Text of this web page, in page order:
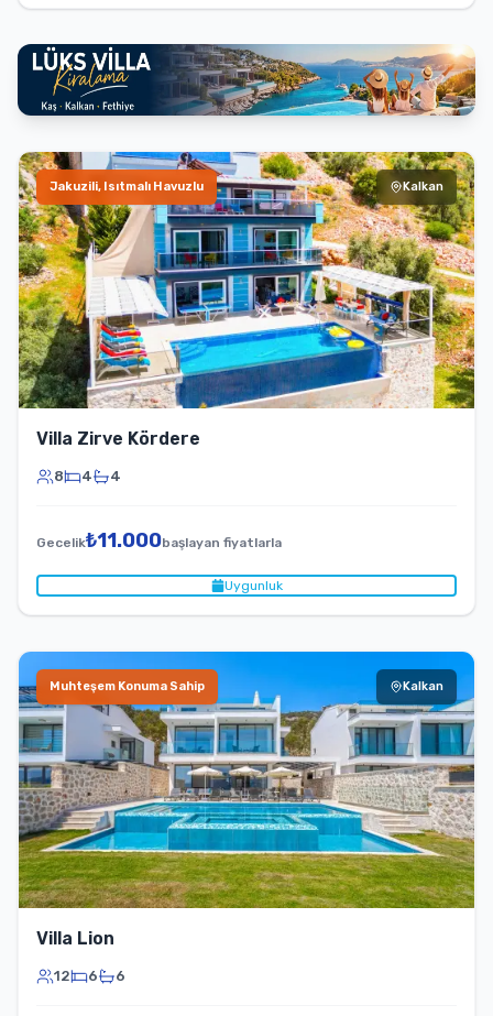
Jakuzili, Isıtmalı Havuzlu Kalkan
Villa Zirve Kördere
8 4 4
Gecelik₺11.000başlayan fiyatlarla
Uygunluk
Muhteşem Konuma Sahip Kalkan
Villa Lion
12 6 6